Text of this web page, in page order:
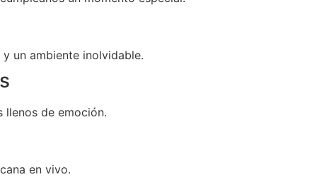
un ambiente inolvidable.
llenos de emoción.
en vivo.